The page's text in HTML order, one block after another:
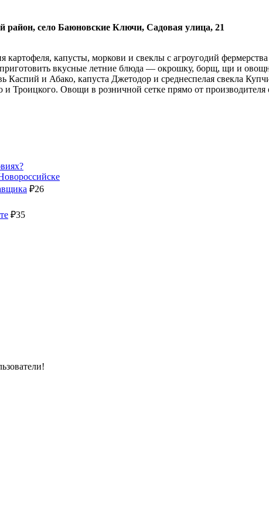
район, село Баюновские Ключи, Садовая улица, 21
капусты, моркови и свеклы с агроугодий
вкусные летние блюда — окрошку, борщ, щи и
и Абако, капуста Джетодор и среднеспелая свекла
и Троицкого. Овощи в розничной сетке прямо от
₽26
₽35